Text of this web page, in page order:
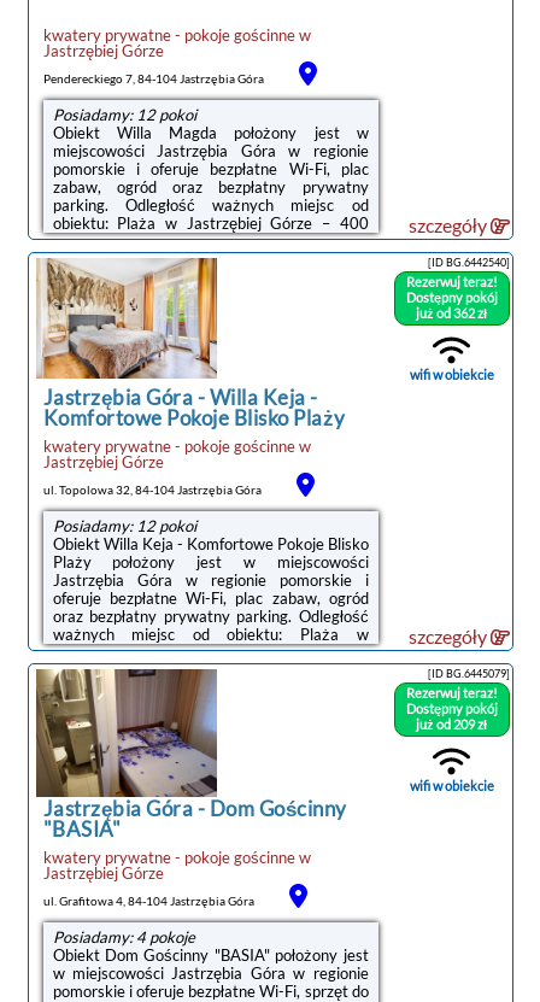
kwatery prywatne - pokoje gościnnew
Jastrzębiej Górze
Pendereckiego 7, 84-104 Jastrzębia Góra
Posiadamy: 12 pokoi
Obiekt Willa Magda położony jest w
miejscowości Jastrzębia Góra w regionie
pomorskie i oferuje bezpłatne Wi-Fi, plac
zabaw, ogród oraz bezpłatny prywatny
parking. Odległość ważnych miejsc od
obiektu: Plaża w Jastrzębiej Górze – 400
m.Do dyspozycji Gości jest w pełni
wyposażona prywatna łazienka z prysznicem
i suszarką do włosów.Obiekt dysponuje
sprzętem do grillowania.Obiekt Willa Magda
zapewnia prywatną plażę, a okolica jest
popularna wśród miłośników
trekkingu.Odległość ważnych miejsc od
obiektu: Port Gdynia – 41 km, Stocznia
Gdynia – 44 km. Lotnisko Lotnisko ...
szczegóły
Jastrzębia Góra-Willa Keja -
Komfortowe Pokoje Blisko Plaży
kwatery prywatne - pokoje gościnnew
Jastrzębiej Górze
ul. Topolowa 32, 84-104 Jastrzębia Góra
Posiadamy: 12 pokoi
Obiekt Willa Keja - Komfortowe Pokoje Blisko
Plaży położony jest w miejscowości
Jastrzębia Góra w regionie pomorskie i
oferuje bezpłatne Wi-Fi, plac zabaw, ogród
oraz bezpłatny prywatny parking. Odległość
ważnych miejsc od obiektu: Plaża w
Jastrzębiej Górze – niecały
kilometr.Wyposażenie obejmuje również
lodówkę i czajnik.Obiekt dysponuje sprzętem
do grillowania.Na miejscu Goście mogą grać
w rzutki. Okolica cieszy się popularnością
wśród miłośników jazdy na
rowerze.Odległość ważnych miejsc od
obiektu: Port Gdynia – 41 km, Stocznia
Gdynia – 44 km. Lotnisko ...
[ID BG.6442540]
Rezerwuj teraz!
Dostępny pokój
już od 362 zł
wifi w obiekcie
szczegóły
Jastrzębia Góra- Dom Gościnny
"BASIA"
kwatery prywatne - pokoje gościnnew
Jastrzębiej Górze
ul. Grafitowa 4, 84-104 Jastrzębia Góra
Posiadamy: 4 pokoje
Obiekt Dom Gościnny "BASIA" położony jest
w miejscowości Jastrzębia Góra w regionie
pomorskie i oferuje bezpłatne Wi-Fi, sprzęt do
[ID BG.6445079]
Rezerwuj teraz!
Dostępny pokój
już od 209 zł
wifi w obiekcie